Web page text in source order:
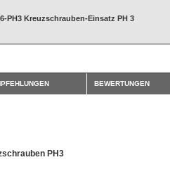
PH3 Kreuzschrauben-Einsatz PH 3
BEWERTUNGEN
PH3